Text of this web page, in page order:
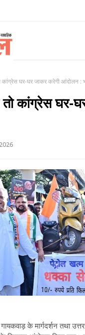
घर-घर जाकर करेगी आंदोलन :
कांग्रेस घर-
के मार्गदर्शन तथा